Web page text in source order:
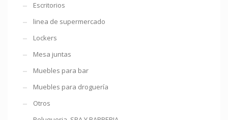
Escritorios
linea de supermercado
Lockers
Mesa juntas
Muebles para bar
Muebles para droguería
Otros